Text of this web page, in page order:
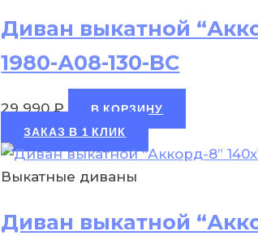
Диван выкатной
1980-А08-130-ВС
29 990₽
В КОРЗИНУ
ЗАКАЗ В 1 КЛИК
Выкатные диваны
Диван выкатной